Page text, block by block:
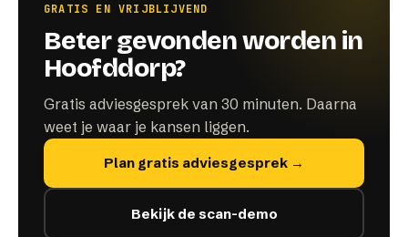
GRATIS EN VRIJBLIJVEND
Beter gevonden worden in
Hoofddorp?
Gratis adviesgesprek van 30 minuten. Daarna
weet je waar je kansen liggen.
Plan gratis adviesgesprek →
Bekijk de scan-demo